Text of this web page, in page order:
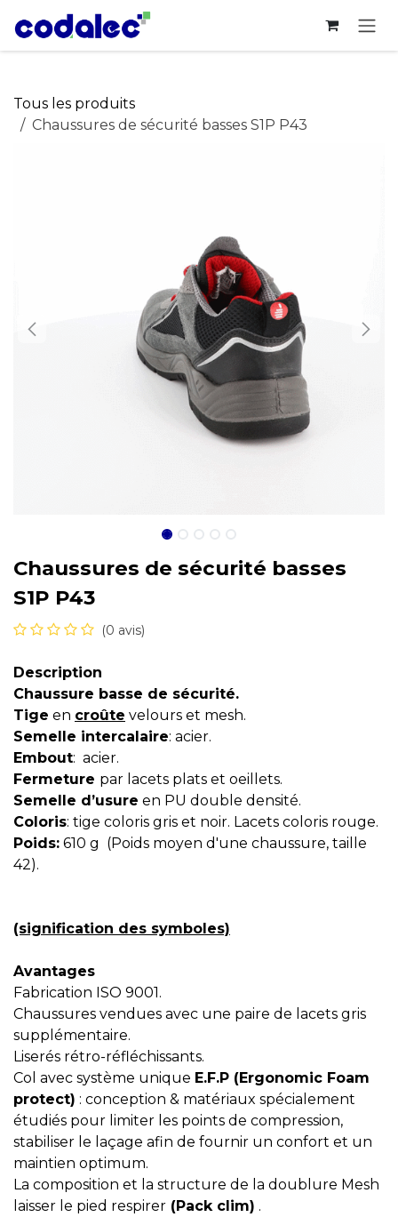
Se rendre au contenu
Tous les produits
Chaussures de sécurité basses S1P P43
Chaussures de sécurité basses
S1P P43
(0 avis)
Description
Chaussure basse de sécurité.
Tige en croûte velours et mesh.
Semelle intercalaire: acier.
Embout: acier.
Fermeture par lacets plats et oeillets.
Semelle d’usure en PU double densité.
Coloris: tige coloris gris et noir. Lacets coloris rouge.
Poids: 610 g (Poids moyen d'une chaussure, taille
42).
(signification des symboles)
Avantages
Fabrication ISO 9001.
Chaussures vendues avec une paire de lacets gris
supplémentaire.
Liserés rétro-réfléchissants.
Col avec système unique E.F.P (Ergonomic Foam
protect) : conception & matériaux spécialement
étudiés pour limiter les points de compression,
stabiliser le laçage afin de fournir un confort et un
maintien optimum.
La composition et la structure de la doublure Mesh
laisser le pied respirer (Pack clim) .